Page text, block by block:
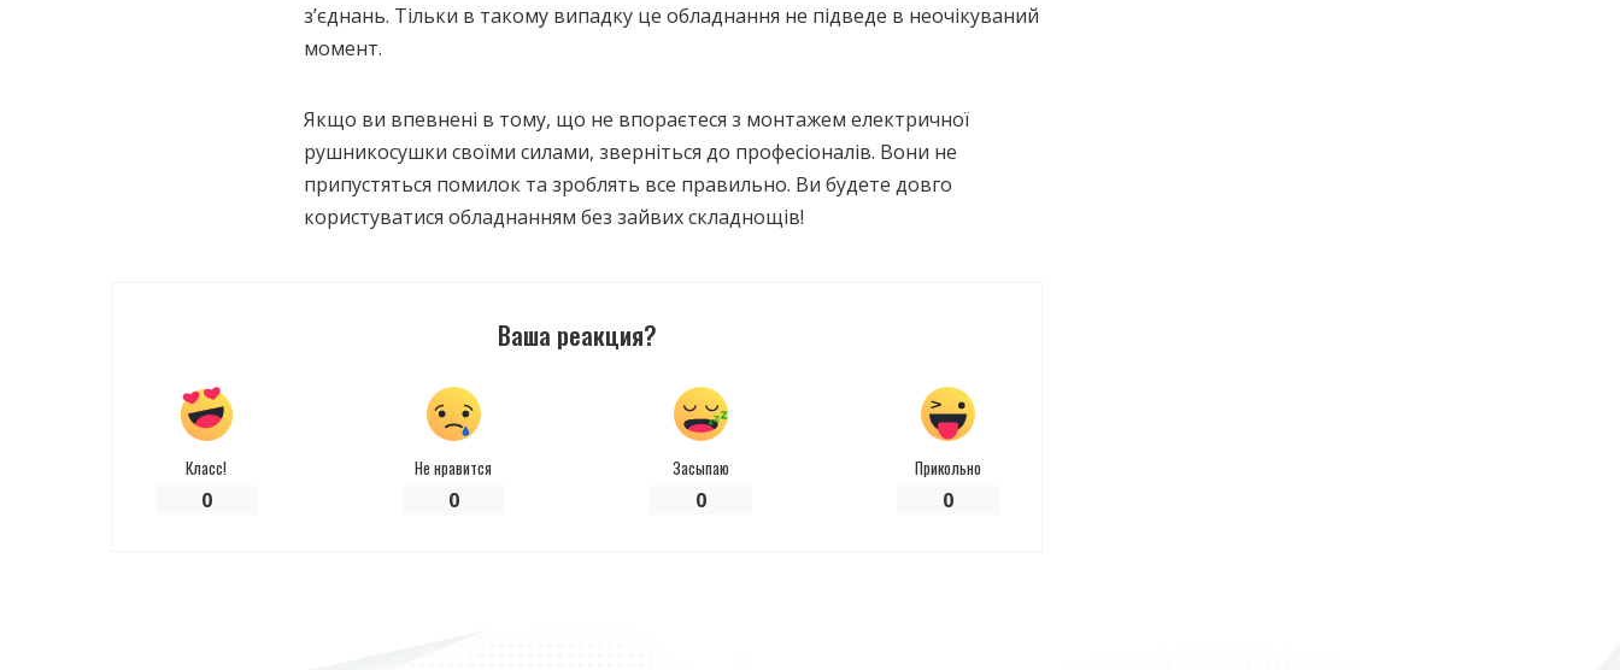
з’єднань. Тільки в такому випадку це обладнання не підведе в неочікуваний
момент.
Якщо ви впевнені в тому, що не впораєтеся з монтажем електричної
рушникосушки своїми силами, зверніться до професіоналів. Вони не
припустяться помилок та зроблять все правильно. Ви будете довго
користуватися обладнанням без зайвих складнощів!
Ваша реакция?
Класс!
0
Не нравится
0
Засыпаю
0
Прикольно
0